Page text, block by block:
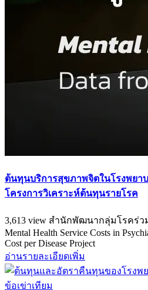
ต้นทุนบริการสุขภาพจิตในโรงพยา
โครงการวิเคราะห์ต้นทุนรายโรค
3,613 view สำนักพัฒนากลุ่มโรคร่ว
Mental Health Service Costs in
Cost per Disease Project
อ่านรายละเอียดเพิ่ม